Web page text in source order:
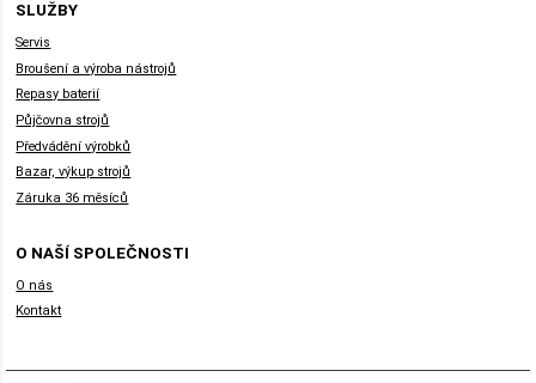
SLUŽBY
Servis
Broušení a výroba nástrojů
Repasy baterií
Půjčovna strojů
Předvádění výrobků
Bazar, výkup strojů
Záruka 36 měsíců
O NAŠÍ SPOLEČNOSTI
O nás
Kontakt